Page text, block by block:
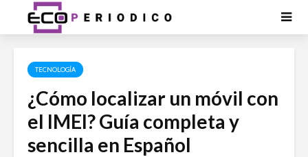
TECNOLOGÍA
¿Cómo localizar un móvil con
el IMEI? Guía completa y
sencilla en Español